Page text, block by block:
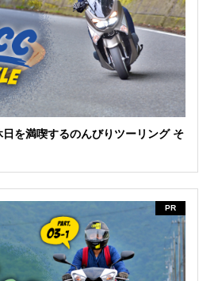
を満喫するのんびりツーリング そ
PR